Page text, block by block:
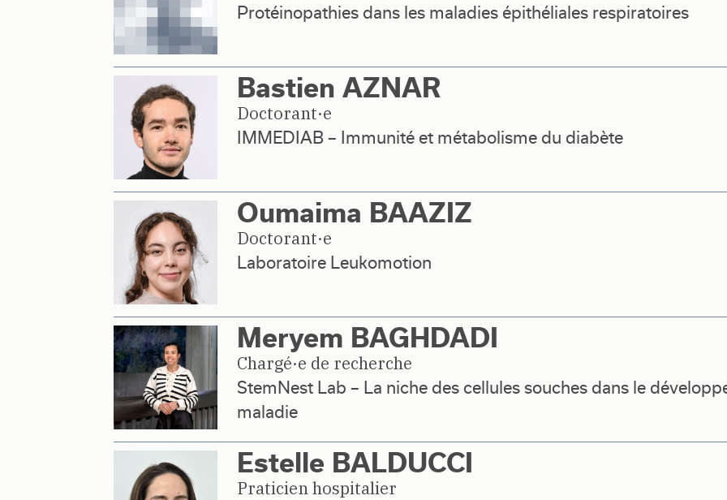
Protéinopathies dans les maladies épithéliales respiratoires
Bastien AZNAR
Doctorant·e
IMMEDIAB – Immunité et métabolisme du diabète
Oumaima BAAZIZ
Doctorant·e
Laboratoire Leukomotion
Meryem BAGHDADI
Chargé·e de recherche
StemNest Lab – La niche des cellules souches dans le
maladie
Estelle BALDUCCI
Praticien hospitalier